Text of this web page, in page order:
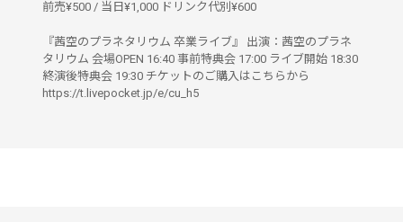
前売¥500 / 当日¥1,000 ドリンク代別¥600
『茜空のプラネタリウム 卒業ライブ』 出演：茜空のプラネ
タリウム 会場OPEN 16:40 事前特典会 17:00 ライブ開始 18:30
終演後特典会 19:30 チケットのご購入はこちらから
https://t.livepocket.jp/e/cu_h5